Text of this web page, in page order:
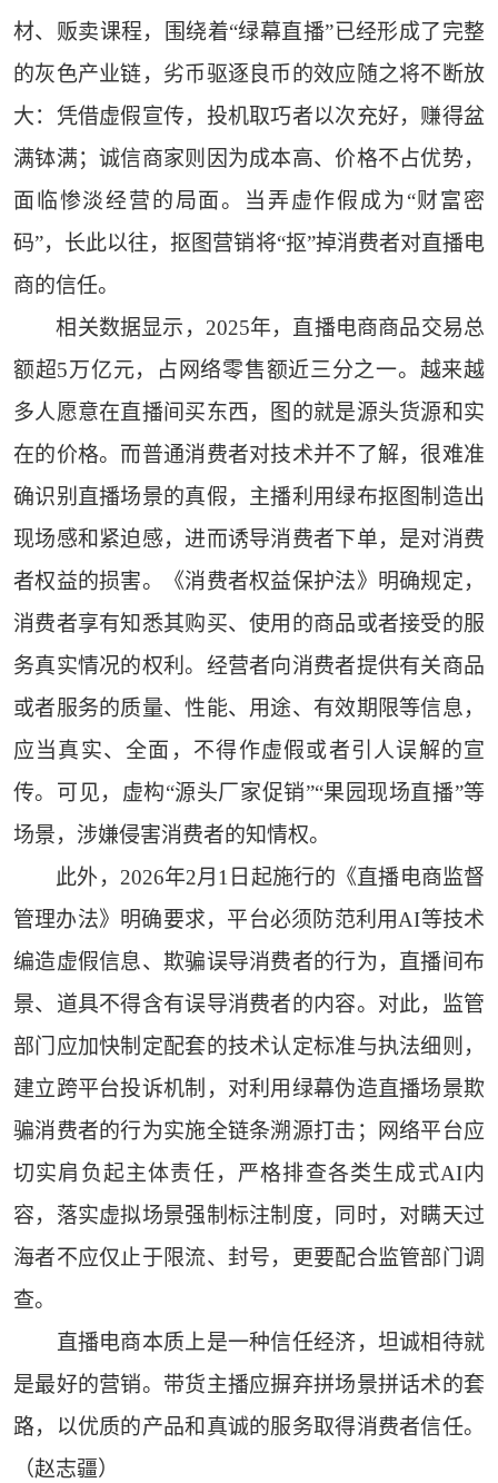
材、贩卖课程，围绕着“绿幕直播”已经形成了完整
的灰色产业链，劣币驱逐良币的效应随之将不断放
大：凭借虚假宣传，投机取巧者以次充好，赚得盆
满钵满；诚信商家则因为成本高、价格不占优势，
面临惨淡经营的局面。当弄虚作假成为“财富密
码”，长此以往，抠图营销将“抠”掉消费者对直播电
商的信任。
相关数据显示，2025年，直播电商商品交易总
额超5万亿元，占网络零售额近三分之一。越来越
多人愿意在直播间买东西，图的就是源头货源和实
在的价格。而普通消费者对技术并不了解，很难准
确识别直播场景的真假，主播利用绿布抠图制造出
现场感和紧迫感，进而诱导消费者下单，是对消费
者权益的损害。《消费者权益保护法》明确规定，
消费者享有知悉其购买、使用的商品或者接受的服
务真实情况的权利。经营者向消费者提供有关商品
或者服务的质量、性能、用途、有效期限等信息，
应当真实、全面，不得作虚假或者引人误解的宣
传。可见，虚构“源头厂家促销”“果园现场直播”等
场景，涉嫌侵害消费者的知情权。
此外，2026年2月1日起施行的《直播电商监督
管理办法》明确要求，平台必须防范利用AI等技术
编造虚假信息、欺骗误导消费者的行为，直播间布
景、道具不得含有误导消费者的内容。对此，监管
部门应加快制定配套的技术认定标准与执法细则，
建立跨平台投诉机制，对利用绿幕伪造直播场景欺
骗消费者的行为实施全链条溯源打击；网络平台应
切实肩负起主体责任，严格排查各类生成式AI内
容，落实虚拟场景强制标注制度，同时，对瞒天过
海者不应仅止于限流、封号，更要配合监管部门调
查。
直播电商本质上是一种信任经济，坦诚相待就
是最好的营销。带货主播应摒弃拼场景拼话术的套
路，以优质的产品和真诚的服务取得消费者信任。
（赵志疆）